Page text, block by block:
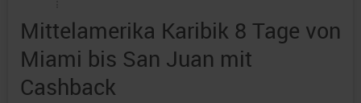
Mittelamerika Karibik 8 Tage von
Miami bis San Juan mit
Cashback